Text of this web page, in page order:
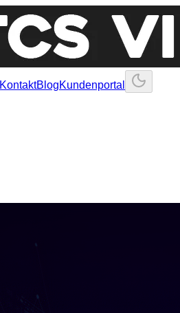
KontaktBlogKundenportal